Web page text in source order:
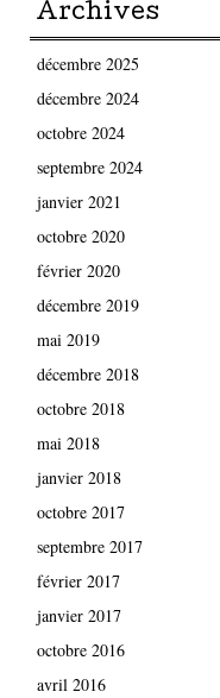
Archives
décembre 2025
décembre 2024
octobre 2024
septembre 2024
janvier 2021
octobre 2020
février 2020
décembre 2019
mai 2019
décembre 2018
octobre 2018
mai 2018
janvier 2018
octobre 2017
septembre 2017
février 2017
janvier 2017
octobre 2016
avril 2016